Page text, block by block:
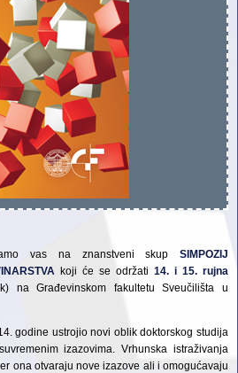
vas na znanstveni skup SIMPOZIJ
koji će se održati 14. i 15. rujna
na Građevinskom fakultetu Sveučilišta u
godine ustrojio novi oblik doktorskog studija
izazovima. Vrhunska istraživanja
ona otvaraju nove izazove ali i omogućavaju